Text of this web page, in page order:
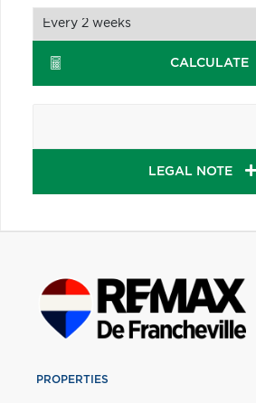
CALCULATE
LEGAL NOTE
PROPERTIES